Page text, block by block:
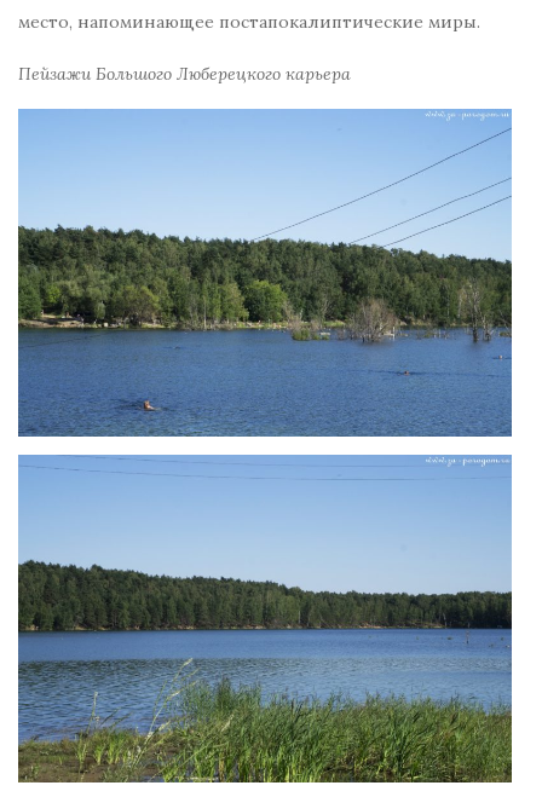
место, напоминающее постапокалиптические миры.
Пейзажи Большого Люберецкого карьера